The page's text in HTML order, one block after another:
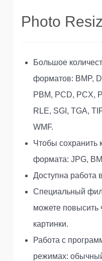
Photo
Большое
форматов: BMP,
PBM, PCD, PCX,
RLE, SGI, TGA,
WMF.
Чтобы сохранить
формата: JPG,
Доступна работа
Специальный
можете повысить
картинки.
Работа с
режимах: